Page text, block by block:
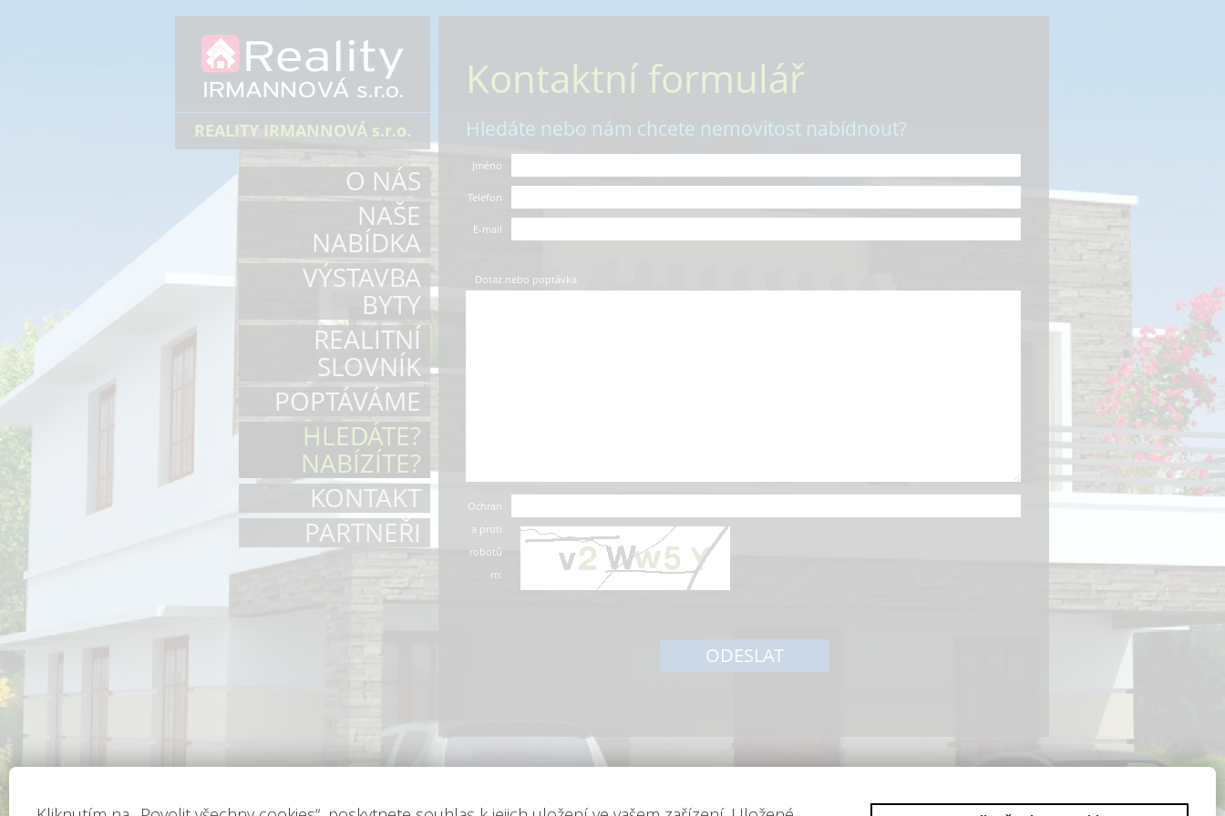
REALITY IRMANNOVÁ s.r.o.
O NÁS
NAŠE
NABÍDKA
VÝSTAVBA
BYTY
REALITNÍ
SLOVNÍK
POPTÁVÁME
HLEDÁTE?
NABÍZÍTE?
KONTAKT
PARTNEŘI
Kontaktní formulář
Hledáte nebo nám chcete nemovitost nabídnout?
Jméno
Telefon
E-mail
Dotaz nebo poptávka
Ochran
a proti
robotů
m:
ODESLAT